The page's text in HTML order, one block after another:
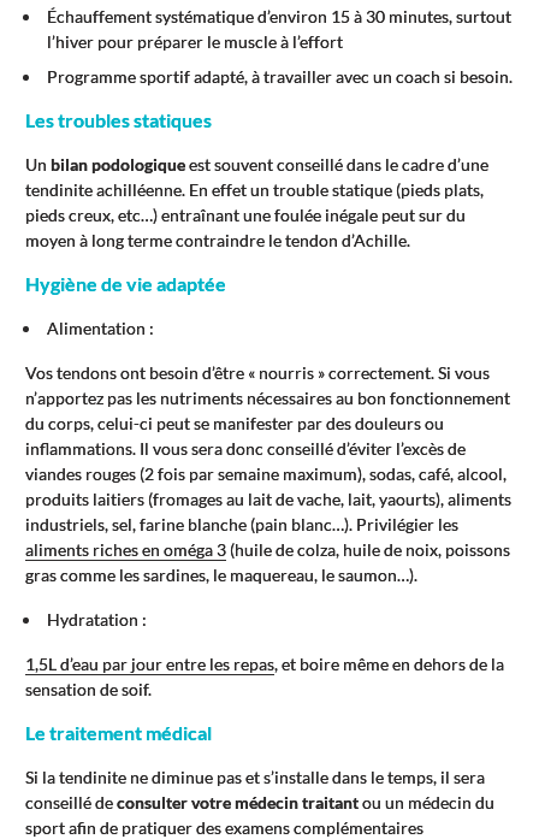
Échauffement systématique d’environ 15 à 30 minutes, surtout
l’hiver pour préparer le muscle à l’effort
Programme sportif adapté, à travailler avec un coach si besoin.
Les troubles statiques
Un bilan podologiqueest souvent conseillé dans le cadre d’une
tendinite achilléenne. En effet un trouble statique (pieds plats,
pieds creux, etc…) entraînant une foulée inégale peut sur du
moyen à long terme contraindre le tendon d’Achille.
Hygiène de vie adaptée
Alimentation :
Vos tendons ont besoin d’être « nourris » correctement. Si vous
n’apportez pas les nutriments nécessaires au bon fonctionnement
du corps, celui-ci peut se manifester par des douleurs ou
inflammations. Il vous sera donc conseillé d’éviter l’excès de
viandes rouges (2 fois par semaine maximum), sodas, café, alcool,
produits laitiers (fromages au lait de vache, lait, yaourts), aliments
industriels, sel, farine blanche (pain blanc…). Privilégier les
aliments riches en oméga 3 (huile de colza, huile de noix, poissons
gras comme les sardines, le maquereau, le saumon…).
Hydratation :
1,5L d’eau par jour entre les repas, et boire même en dehors de la
sensation de soif.
Le traitement médical
Si la tendinite ne diminue pas et s’installe dans le temps, il sera
conseillé deconsulter votre médecin traitantou un médecin du
sport afin de pratiquer des examens complémentaires